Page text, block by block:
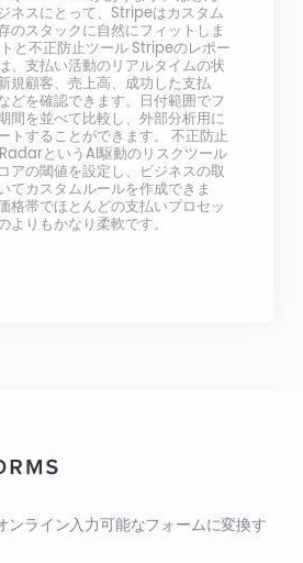
ネスにとって、Stripeはカスタム
のスタックに自然にフィットしま
と不正防止ツール Stripeのレポー
、支払い活動のリアルタイムの状
規顧客、売上高、成功した支払
どを確認できます。日付範囲でフ
間を並べて比較し、外部分析用に
トすることができます。 不正防止
というAI駆動のリスクツール
アの閾値を設定し、ビジネスの取
てカスタムルールを作成できま
格帯でほとんどの支払いプロセッ
よりもかなり柔軟です。
ンライン入力可能なフォームに変換す